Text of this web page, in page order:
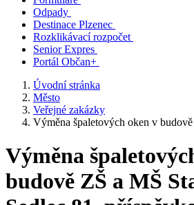
Odpady
Destinace Plzenec
Rozklikávací rozpočet
Senior Expres
Portál Občan+
Úvodní stránka
Město
Veřejné zakázky
Výměna špaletových oken v
Výměna
budově ZŠ a MŠ